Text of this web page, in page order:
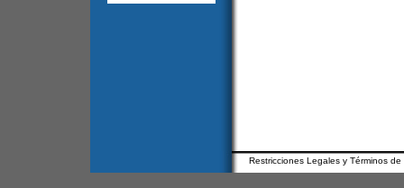
Restricciones Legales y Términos de